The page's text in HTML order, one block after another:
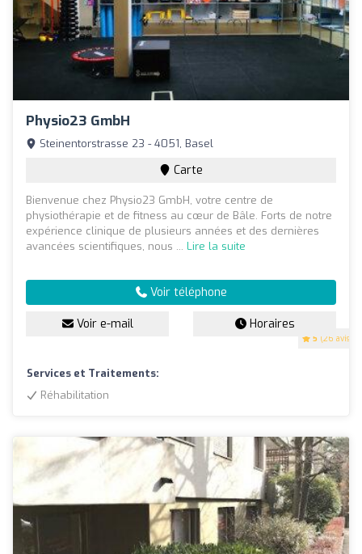
Physio23 GmbH
5 (26 avis)
Steinentorstrasse 23 - 4051, Basel
Carte
Bienvenue chez Physio23 GmbH, votre centre de
physiothérapie et de fitness au cœur de Bâle. Forts de notre
expérience clinique de plusieurs années et des dernières
avancées scientifiques, nous ... Lire la suite
Voir téléphone
Voir e-mail Horaires
Services et Traitements:
Réhabilitation